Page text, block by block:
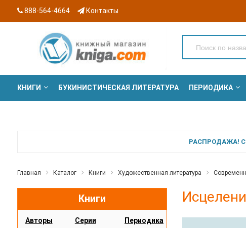
888-564-4664 Контакты
КНИГИ БУКИНИСТИЧЕСКАЯ ЛИТЕРАТУРА ПЕРИОДИКА
РАСПРОДАЖА!
Главная Каталог Книги Художественная литература
Книги
Авторы Серии Периодика